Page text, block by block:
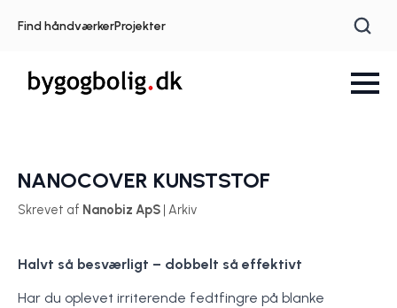
Find håndværkerProjekter
NANOCOVER KUNSTSTOF
Skrevet af Nanobiz ApS | Arkiv
Halvt så besværligt – dobbelt så effektivt
Har du oplevet irriterende fedtfingre på blanke